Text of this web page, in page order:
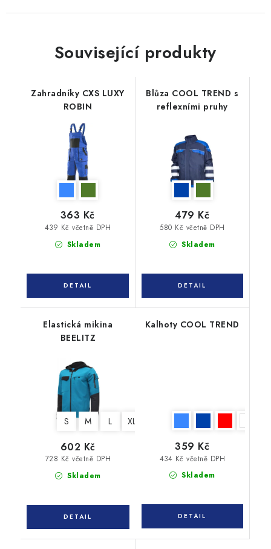
Související produkty
Zahradníky CXS LUXY
ROBIN
Skladem
439 Kč včetně DPH
363 Kč
Blůza COOL TREND s
reflexními pruhy
Skladem
580 Kč včetně DPH
479 Kč
Elastická mikina
BEELITZ
S M L XL
Skladem
728 Kč včetně DPH
602 Kč
Kalhoty COOL TREND
Skladem
434 Kč včetně DPH
359 Kč